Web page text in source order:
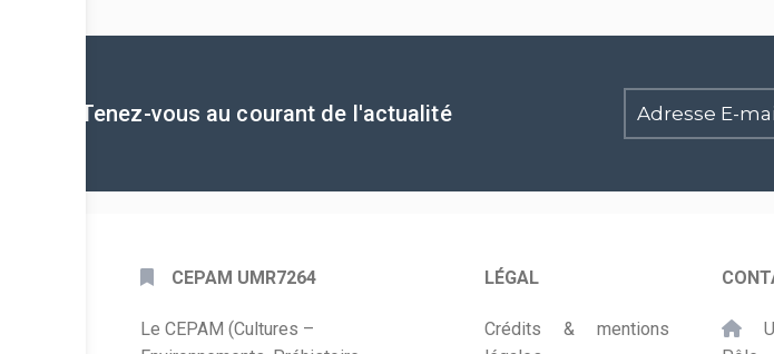
Tenez-vous au courant de l'actualité
Adresse
E-
CEPAM UMR7264
Le CEPAM (Cultures –
LÉGAL
Crédits & mentions